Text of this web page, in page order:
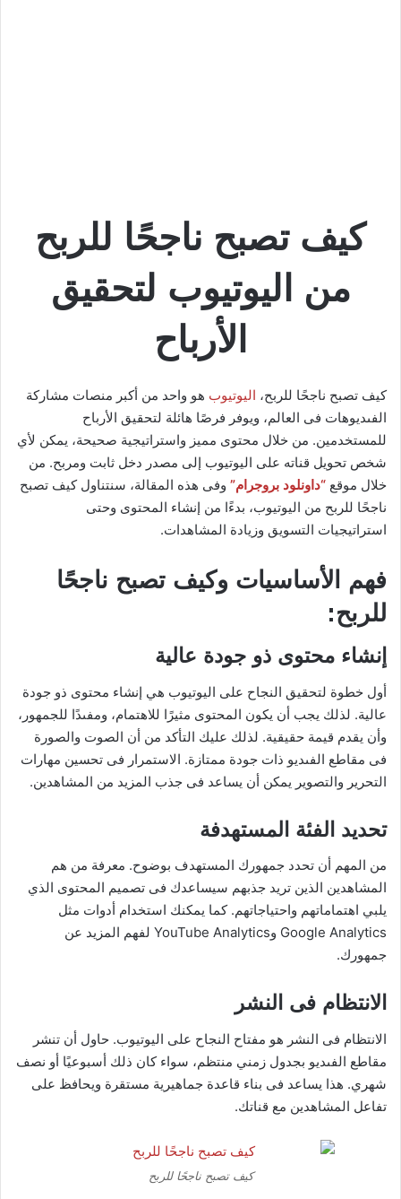
كيف تصبح ناجحًا للربح
من اليوتيوب لتحقيق
الأرباح
كيف تصبح ناجحًا للربح، اليوتيوب هو واحد من أكبر منصات مشاركة
الفىديوهات فى العالم، ويوفر فرصًا هائلة لتحقيق الأرباح
للمستخدمين. من خلال محتوى مميز واستراتيجية صحيحة، يمكن لأي
شخص تحويل قناته على اليوتيوب إلى مصدر دخل ثابت ومربح. من
خلال موقع “داونلود بروجرام” وفى هذه المقالة، سنتناول كيف تصبح
ناجحًا للربح من اليوتيوب، بدءًا من إنشاء المحتوى وحتى
استراتيجيات التسويق وزيادة المشاهدات.
فهم الأساسيات وكيف تصبح ناجحًا
للربح:
إنشاء محتوى ذو جودة عالية
أول خطوة لتحقيق النجاح على اليوتيوب هي إنشاء محتوى ذو جودة
عالية. لذلك يجب أن يكون المحتوى مثيرًا للاهتمام، ومفىدًا للجمهور،
وأن يقدم قيمة حقيقية. لذلك عليك التأكد من أن الصوت والصورة
فى مقاطع الفىديو ذات جودة ممتازة. الاستمرار فى تحسين مهارات
التحرير والتصوير يمكن أن يساعد فى جذب المزيد من المشاهدين.
تحديد الفئة المستهدفة
من المهم أن تحدد جمهورك المستهدف بوضوح. معرفة من هم
المشاهدين الذين تريد جذبهم سيساعدك فى تصميم المحتوى الذي
يلبي اهتماماتهم واحتياجاتهم. كما يمكنك استخدام أدوات مثل
Google Analytics وYouTube Analytics لفهم المزيد عن
جمهورك.
الانتظام فى النشر
الانتظام فى النشر هو مفتاح النجاح على اليوتيوب. حاول أن تنشر
مقاطع الفىديو بجدول زمني منتظم، سواء كان ذلك أسبوعيًا أو نصف
شهري. هذا يساعد فى بناء قاعدة جماهيرية مستقرة ويحافظ على
تفاعل المشاهدين مع قناتك.
كيف تصبح ناجحًا للربح